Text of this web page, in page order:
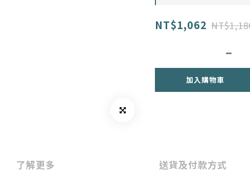
NT$1,062
加入購物車
了解更多 送貨及付款方式